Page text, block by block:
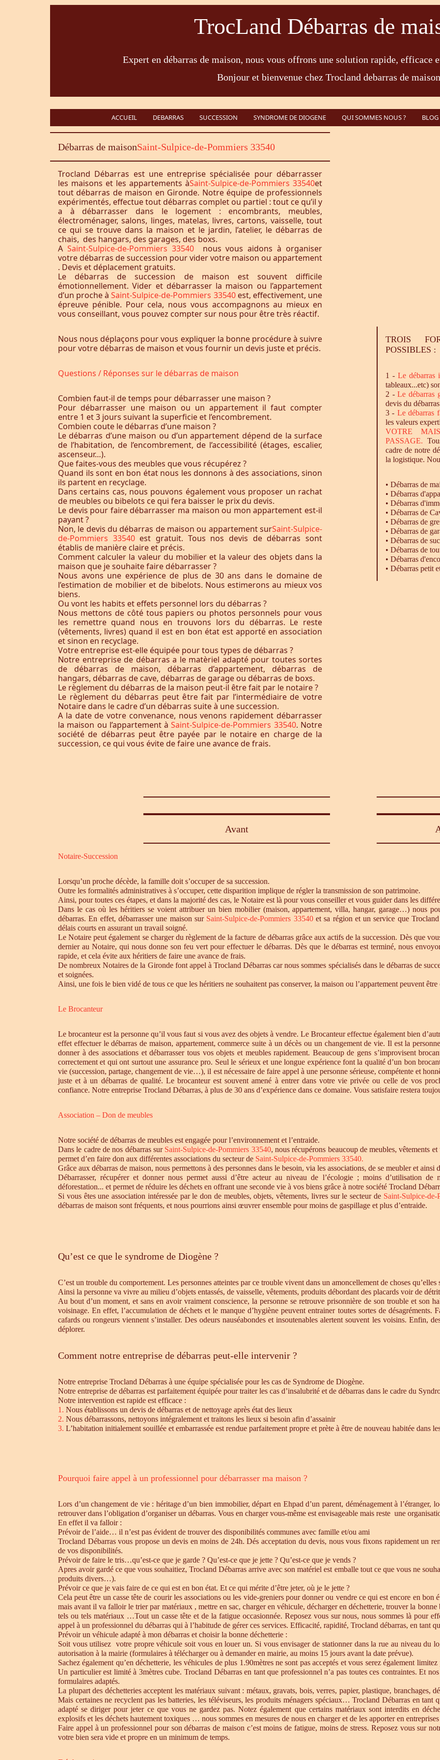
TrocLand Débarras de
Expert en débarras de maison, nous vous offrons une solution rapide, efficace
Bonjour et bienvenue chez Trocland debarras de
ACCUEIL DEBARRAS SUCCESSION SYNDROME DE DIOGENE QUI SOMMES NOUS ? BLOG
Débarras de maisonSaint-Sulpice-de-Pommiers 33540
Trocland Débarras est une entreprise spécialisée pour débarrasser
les maisons et les appartements àSaint-Sulpice-de-Pommiers 33540et
tout débarras de maison en Gironde. Notre équipe de professionnels
expérimentés, effectue tout débarras complet ou partiel : tout ce qu’il y
a à débarrasser dans le logement : encombrants, meubles,
électroménager, salons, linges, matelas, livres, cartons, vaisselle, tout
ce qui se trouve dans la maison et le jardin, l’atelier, le débarras de
chais, des hangars, des garages, des boxs.
A Saint-Sulpice-de-Pommiers 33540 nous vous aidons à organiser
votre débarras de succession pour vider votre maison ou appartement
. Devis et déplacement gratuits.
Le débarras de succession de maison est souvent difficile
émotionnellement. Vider et débarrasser la maison ou l’appartement
d’un proche àSaint-Sulpice-de-Pommiers 33540 est, effectivement, une
épreuve pénible. Pour cela, nous vous accompagnons au mieux en
vous conseillant, vous pouvez compter sur nous pour être très réactif.
Nous nous déplaçons pour vous expliquer la bonne procédure à suivre
pour votre débarras de maison et vous fournir un devis juste et précis.
Questions / Réponses sur le débarras de maison
Combien faut-il de temps pour débarrasser une maison ?
Pour débarrasser une maison ou un appartement il faut compter
entre 1 et 3 jours suivant la superficie et l’encombrement.
Combien coute le débarras d’une maison ?
Le débarras d’une maison ou d’un appartement dépend de la surface
de l’habitation, de l’encombrement, de l’accessibilité (étages, escalier,
ascenseur…).
Que faites-vous des meubles que vous récupérez ?
Quand ils sont en bon état nous les donnons à des associations, sinon
ils partent en recyclage.
Dans certains cas, nous pouvons également vous proposer un rachat
de meubles ou bibelots ce qui fera baisser le prix du devis.
Le devis pour faire débarrasser ma maison ou mon appartement est-il
payant ?
Non, le devis du débarras de maison ou appartement surSaint-Sulpice-
de-Pommiers 33540 est gratuit. Tous nos devis de débarras sont
établis de manière claire et précis.
Comment calculer la valeur du mobilier et la valeur des objets dans la
maison que je souhaite faire débarrasser ?
Nous avons une expérience de plus de 30 ans dans le domaine de
l’estimation de mobilier et de bibelots. Nous estimerons au mieux vos
biens.
Ou vont les habits et effets personnel lors du débarras ?
Nous mettons de côté tous papiers ou photos personnels pour vous
les remettre quand nous en trouvons lors du débarras. Le reste
(vêtements, livres) quand il est en bon état est apporté en association
et sinon en recyclage.
Votre entreprise est-elle équipée pour tous types de débarras ?
Notre entreprise de débarras a le matèriel adapté pour toutes sortes
de débarras de maison, débarras d’appartement, débarras de
hangars, débarras de cave, débarras de garage ou débarras de boxs.
Le règlement du débarras de la maison peut-il être fait par le notaire ?
Le règlement du débarras peut être fait par l’intermédiaire de votre
Notaire dans le cadre d’un débarras suite à une succession.
A la date de votre convenance, nous venons rapidement débarrasser
la maison ou l’appartement àSaint-Sulpice-de-Pommiers 33540. Notre
société de débarras peut être payée par le notaire en charge de la
succession, ce qui vous évite de faire une avance de frais.
TROIS
POSSIBLES :
1 -Ledébarras
tableaux...etc)
2 -Ledébarras
devis du
3 - Ledébarras
les valeurs
VOTRE
PASSAGE.
cadre de notre
la logistique.
• Débarras de
• Débarras
• Débarras
• Débarras de
• Débarras de
• Débarras de
• Débarras de
• Débarras de
• Débarras
• Débarras petit
Avant
Notaire-Succession
Lorsqu’un proche décède, la famille doit s’occuper de sa succession.
Outre les formalités administratives à s’occuper, cette disparition implique de régler la transmission de son patrimoine.
Ainsi, pour toutes ces étapes, et dans la majorité des cas, le Notaire est là pour vous conseiller et vous guider dans les
Dans le cas où les héritiers se voient attribuer un bien mobilier (maison, appartement, villa, hangar, garage…) nous
débarras. En effet, débarrasser une maison sur Saint-Sulpice-de-Pommiers 33540et sa région et un service que
délais courts en assurant un travail soigné.
Le Notaire peut également se charger du règlement de la facture de débarras grâce aux actifs de la succession. Dès que
dernier au Notaire, qui nous donne son feu vert pour effectuer le débarras. Dès que le débarras est terminé, nous
rapide, et cela évite aux héritiers de faire une avance de frais.
De nombreux Notaires de la Gironde font appel à Trocland Débarras car nous sommes spécialisés dans le débarras de
et soignées.
Ainsi, une fois le bien vidé de tous ce que les héritiers ne souhaitent pas conserver, la maison ou l’appartement peuvent
Le Brocanteur
Le brocanteur est la personne qu’il vous faut si vous avez des objets à vendre. Le Brocanteur effectue également bien
effet effectuer le débarras de maison, appartement, commerce suite à un décès ou un changement de vie. Il est la
donner à des associations et débarrasser tous vos objets et meubles rapidement. Beaucoup de gens s’improvisent
correctement et qui ont surtout une assurance pro. Seul le sérieux et une longue expérience font la qualité d’un bon
vie (succession, partage, changement de vie…), il est nécessaire de faire appel à une personne sérieuse, compétente et
juste et à un débarras de qualité. Le brocanteur est souvent amené à entrer dans votre vie privée ou celle de vos
confiance. Notre entreprise Trocland Débarras, à plus de 30 ans d’expérience dans ce domaine. Vous satisfaire restera
Association – Don de meubles
Notre société de débarras de meubles est engagée pour l’environnement et l’entraide.
Dans le cadre de nos débarras sur Saint-Sulpice-de-Pommiers 33540, nous récupérons beaucoup de meubles, vêtements
permet d’en faire don aux différentes associations du secteur de Saint-Sulpice-de-Pommiers 33540.
Grâce aux débarras de maison, nous permettons à des personnes dans le besoin, via les associations, de se meubler et
Débarrasser, récupérer et donner nous permet aussi d’être acteur au niveau de l’écologie ; moins d’utilisation
déforestation... et permet de réduire les déchets en offrant une seconde vie à vos biens grâce à notre société Trocland
Si vous êtes une association intéressée par le don de meubles, objets, vêtements, livres sur le secteur de Saint-Sulpice-
débarras de maison sont fréquents, et nous pourrions ainsi œuvrer ensemble pour moins de gaspillage et plus d’entraide.
Qu’est ce que le syndrome de Diogène ?
C’est un trouble du comportement. Les personnes atteintes par ce trouble vivent dans un amoncellement de choses
Ainsi la personne va vivre au milieu d’objets entassés, de vaisselle, vêtements, produits débordant des placards voir de
Au bout d’un moment, et sans en avoir vraiment conscience, la personne se retrouve prisonnière de son trouble et son
voisinage. En effet, l’accumulation de déchets et le manque d’hygiène peuvent entrainer toutes sortes de désagréments.
cafards ou rongeurs viennent s’installer. Des odeurs nauséabondes et insoutenables alertent souvent les voisins. Enfin,
déplorer.
Comment notre entreprise de débarras peut-elle intervenir ?
Notre entreprise Trocland Débarras à une équipe spécialisée pour les cas de Syndrome de Diogène.
Notre entreprise de débarras est parfaitement équipée pour traiter les cas d’insalubrité et de débarras dans le cadre du
Notre intervention est rapide est efficace :
1. Nous établissons un devis de débarras et de nettoyage après état des lieux
2. Nous débarrassons, nettoyons intégralement et traitons les lieux si besoin afin d’assainir
3. L’habitation initialement souillée et embarrassée est rendue parfaitement propre et prète à être de nouveau habitée dans
Pourquoi faire appel à un professionnel pour débarrasser ma maison ?
Lors d’un changement de vie : héritage d’un bien immobilier, départ en Ehpad d’un parent, déménagement à
retrouver dans l’obligation d’organiser un débarras. Vous en charger vous-même est envisageable mais reste une
En effet il va falloir :
Prévoir de l’aide… il n’est pas évident de trouver des disponibilités communes avec famille et/ou ami
Trocland Débarras vous propose un devis en moins de 24h. Dés acceptation du devis, nous vous fixons rapidement un
de vos disponibilités.
Prévoir de faire le tris…qu’est-ce que je garde ? Qu’est-ce que je jette ? Qu’est-ce que je vends ?
Apres avoir gardé ce que vous souhaitiez, Trocland Débarras arrive avec son matériel est emballe tout ce que vous ne
produits divers…).
Prévoir ce que je vais faire de ce qui est en bon état. Et ce qui mérite d’être jeter, où je le jette ?
Cela peut être un casse tête de courir les associations ou les vide-greniers pour donner ou vendre ce qui est encore en bon
mais avant il va falloir le trier par matériaux , mettre en sac, charger en véhicule, décharger en déchetterie, trouver la
tels ou tels matériaux …Tout un casse tête et de la fatigue occasionnée. Reposez vous sur nous, nous sommes là pour
appel à un professionnel du débarras qui à l’habitude de gérer ces services. Efficacité, rapidité, Trocland débarras, en tant
Prévoir un véhicule adapté à mon débarras et choisir la bonne déchetterie :
Soit vous utilisez votre propre véhicule soit vous en louer un. Si vous envisager de stationner dans la rue au niveau du
autorisation à la mairie (formulaires à télécharger ou à demander en mairie, au moins 15 jours avant la date prévue).
Sachez également qu’en déchetterie, les véhicules de plus 1.90mètres ne sont pas acceptés et vous serez également
Un particulier est limité à 3mètres cube. Trocland Débarras en tant que professionnel n’a pas toutes ces contraintes. Et
formulaires adaptés.
La plupart des déchetteries acceptent les matériaux suivant : métaux, gravats, bois, verres, papier, plastique, branchages,
Mais certaines ne recyclent pas les batteries, les téléviseurs, les produits ménagers spéciaux… Trocland Débarras en tant
adapté se diriger pour jeter ce que vous ne gardez pas. Notez également que certains matériaux sont interdits en
explosifs et les déchets hautement toxiques … nous sommes en mesures de nous en charger et de les apporter en
Faire appel à un professionnel pour son débarras de maison c’est moins de fatigue, moins de stress. Reposez vous sur
votre bien sera vide et propre en un minimum de temps.